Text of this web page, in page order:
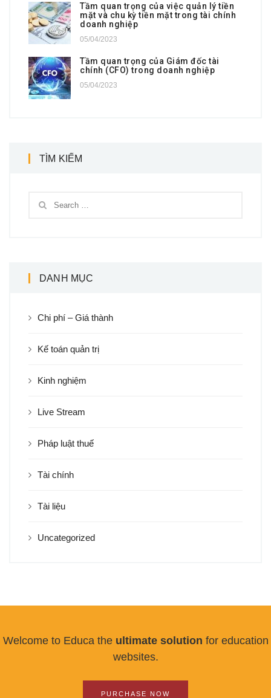
Tầm quan trọng của việc quản lý tiền
mặt và chu kỳ tiền mặt trong tài chính
doanh nghiệp
05/04/2023
Tầm quan trọng của Giám đốc tài
chính (CFO) trong doanh nghiệp
05/04/2023
TÌM KIẾM
DANH MỤC
Chi phí – Giá thành
Kế toán quản trị
Kinh nghiệm
Live Stream
Pháp luật thuế
Tài chính
Tài liệu
Uncategorized
Welcome to Educa the ultimate solution for education
websites.
PURCHASE NOW